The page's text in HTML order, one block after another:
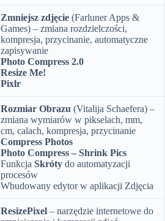
Zmniejsz zdjęcie (Farluner Apps &
Games) – zmiana rozdzielczości,
kompresja, przycinanie, automatyczne
zapisywanie
Photo Compress 2.0
Resize Me!
Pixlr
Rozmiar Obrazu (Vitalija Schaefera) –
zmiana wymiarów w pikselach, mm,
cm, calach, kompresja, przycinanie
Compress Photos
Photo Compress – Shrink Pics
Funkcja Skróty do automatyzacji
procesów
Wbudowany edytor w aplikacji Zdjęcia
ResizePixel – narzędzie internetowe do